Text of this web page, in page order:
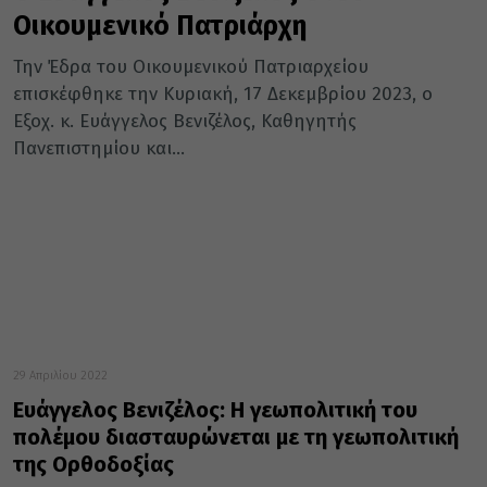
Οικουμενικό Πατριάρχη
Την Έδρα του Οικουμενικού Πατριαρχείου
επισκέφθηκε την Κυριακή, 17 Δεκεμβρίου 2023, ο
Εξοχ. κ. Ευάγγελος Βενιζέλος, Καθηγητής
Πανεπιστημίου και...
29 Απριλίου 2022
Ευάγγελος Βενιζέλος: Η γεωπολιτική του
πολέμου διασταυρώνεται με τη γεωπολιτική
της Ορθοδοξίας